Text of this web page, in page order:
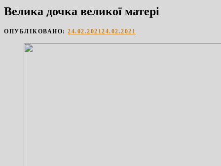
Велика дочка великої матері
ОПУБЛІКОВАНО: 24.02.202124.02.2021